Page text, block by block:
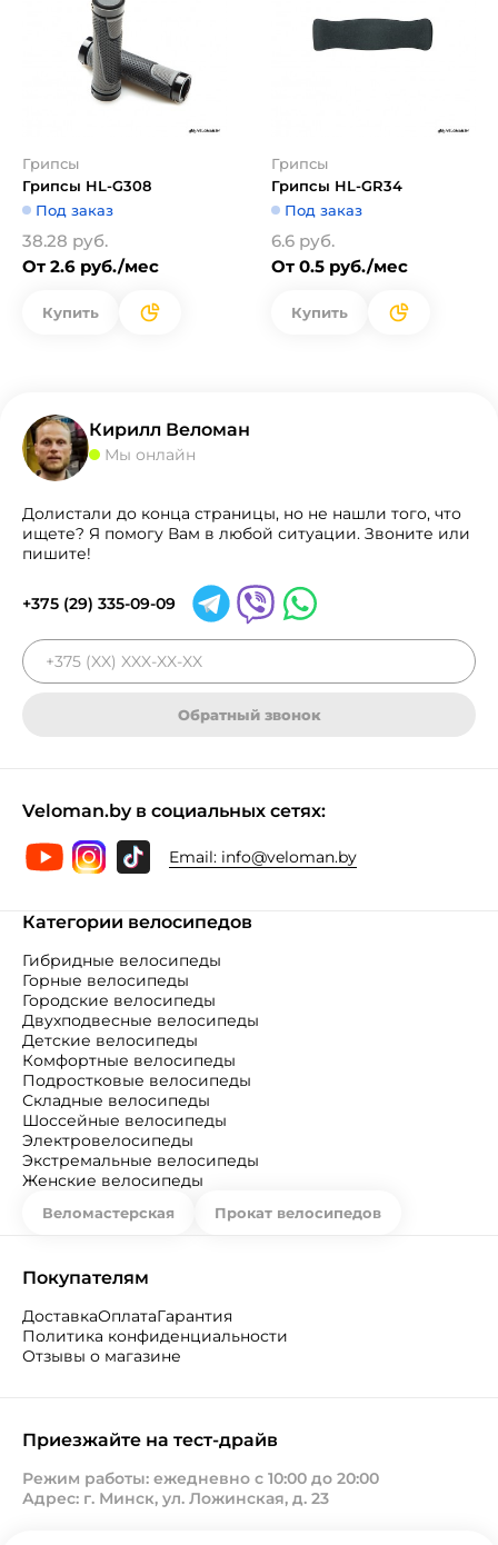
Грипсы
Грипсы HL-G308
Под заказ
38.28 руб.
От 2.6 руб./мес
Купить
Грипсы
Грипсы HL-GR34
Под заказ
6.6 руб.
От 0.5 руб./мес
Купить
Кирилл Веломан
Мы онлайн
Долистали до конца страницы, но не нашли того, что
ищете? Я помогу Вам в любой ситуации. Звоните или
пишите!
+375 (29) 335-09-09
Обратный звонок
Veloman.by в социальных сетях:
Email: info@veloman.by
Категории велосипедов
Гибридные велосипеды
Горные велосипеды
Городские велосипеды
Двухподвесные велосипеды
Детские велосипеды
Комфортные велосипеды
Подростковые велосипеды
Складные велосипеды
Шоссейные велосипеды
Электровелосипеды
Экстремальные велосипеды
Женские велосипеды
Веломастерская Прокат велосипедов
Покупателям
ДоставкаОплатаГарантия
Политика конфиденциальности
Отзывы о магазине
Приезжайте на тест-драйв
Режим работы: ежедневно с 10:00 до 20:00
Адрес: г. Минск, ул. Ложинская, д. 23